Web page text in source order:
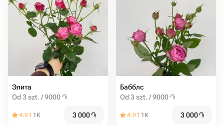
Элита
Od 3 szt. / 9000 ֏
4.91 1K 3 000֏
Бабблс
Od 3 szt. / 9000 ֏
4.91 1K 3 000֏